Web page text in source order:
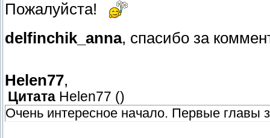
Пожалуйста!
delfinchik_anna, спасибо за
Helen77,
Цитата Helen77 ()
Очень интересное начало. Первые главы